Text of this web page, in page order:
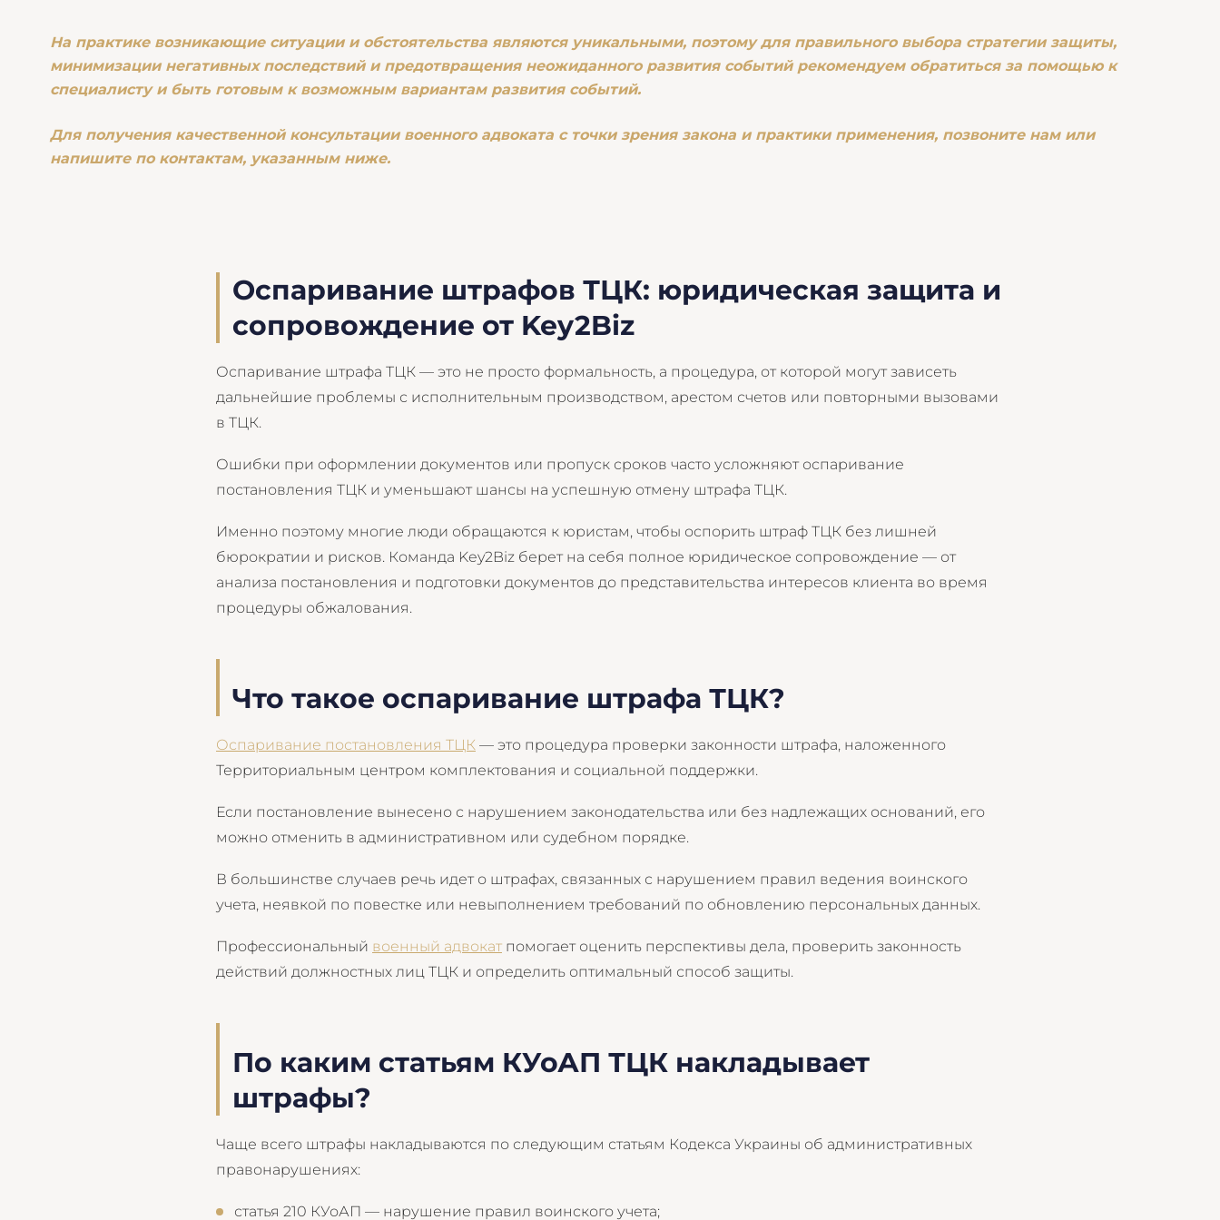
На практике возникающие ситуации и обстоятельства являются уникальными, поэтому для правильного выбора стратегии защиты,
минимизации негативных последствий и предотвращения неожиданного развития событий рекомендуем обратиться за помощью к
специалисту и быть готовым к возможным вариантам развития событий.
Для получения качественной консультации военного адвоката с точки зрения закона и практики применения, позвоните нам или
напишите по контактам, указанным ниже.
Оспаривание штрафов ТЦК: юридическая защита и
сопровождение от Key2Biz
Оспаривание штрафа ТЦК — это не просто формальность, а процедура, от которой могут зависеть
дальнейшие проблемы с исполнительным производством, арестом счетов или повторными вызовами
в ТЦК.
Ошибки при оформлении документов или пропуск сроков часто усложняют оспаривание
постановления ТЦК и уменьшают шансы на успешную отмену штрафа ТЦК.
Именно поэтому многие люди обращаются к юристам, чтобы оспорить штраф ТЦК без лишней
бюрократии и рисков. Команда Key2Biz берет на себя полное юридическое сопровождение — от
анализа постановления и подготовки документов до представительства интересов клиента во время
процедуры обжалования.
Что такое оспаривание штрафа ТЦК?
Оспаривание постановления ТЦК — это процедура проверки законности штрафа, наложенного
Территориальным центром комплектования и социальной поддержки.
Если постановление вынесено с нарушением законодательства или без надлежащих оснований, его
можно отменить в административном или судебном порядке.
В большинстве случаев речь идет о штрафах, связанных с нарушением правил ведения воинского
учета, неявкой по повестке или невыполнением требований по обновлению персональных данных.
Профессиональный военный адвокат помогает оценить перспективы дела, проверить законность
действий должностных лиц ТЦК и определить оптимальный способ защиты.
По каким статьям КУоАП ТЦК накладывает
штрафы?
Чаще всего штрафы накладываются по следующим статьям Кодекса Украины об административных
правонарушениях:
статья 210 КУоАП — нарушение правил воинского учета;